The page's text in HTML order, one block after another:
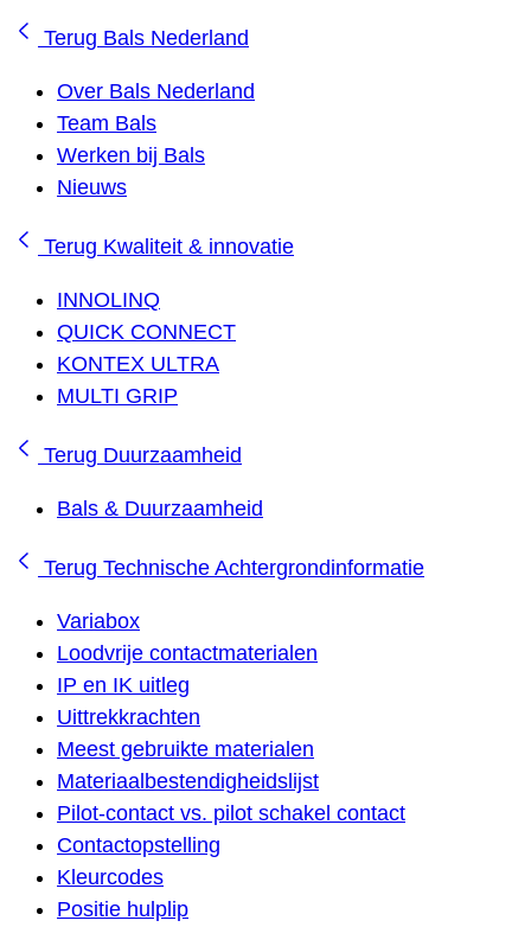
Terug Bals Nederland
Over Bals Nederland
Team Bals
Werken bij Bals
Nieuws
Terug Kwaliteit & innovatie
INNOLINQ
QUICK CONNECT
KONTEX ULTRA
MULTI GRIP
Terug Duurzaamheid
Bals & Duurzaamheid
Terug Technische Achtergrondinformatie
Variabox
Loodvrije contactmaterialen
IP en IK uitleg
Uittrekkrachten
Meest gebruikte materialen
Materiaalbestendigheidslijst
Pilot-contact vs. pilot schakel contact
Contactopstelling
Kleurcodes
Positie hulplip